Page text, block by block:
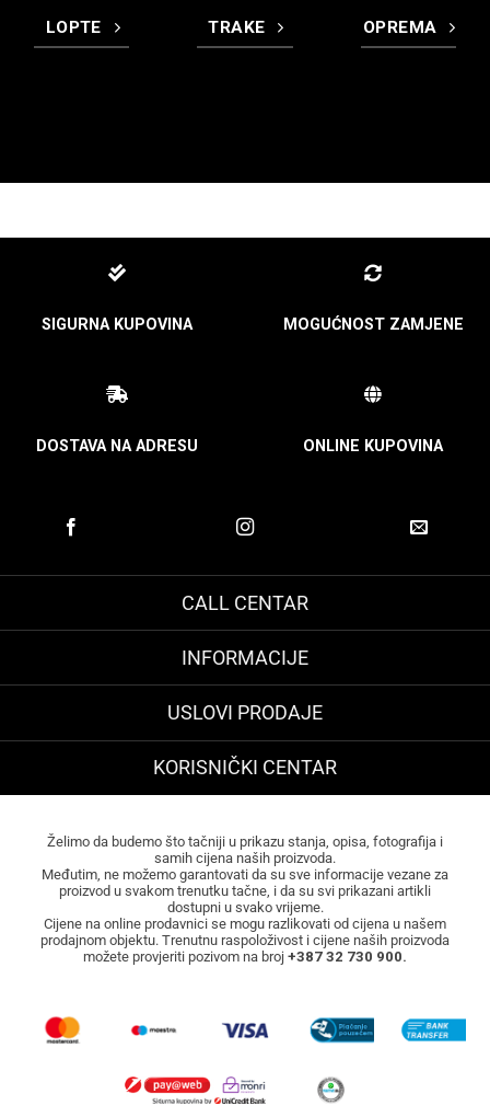
LOPTE TRAKE OPREMA
SIGURNA KUPOVINA MOGUĆNOST ZAMJENE
DOSTAVA NA ADRESU ONLINE KUPOVINA
CALL CENTAR
INFORMACIJE
USLOVI PRODAJE
KORISNIČKI CENTAR
Želimo da budemo što tačniji u prikazu stanja, opisa, fotografija i
samih cijena naših proizvoda.
Međutim, ne možemo garantovati da su sve informacije vezane za
proizvod u svakom trenutku tačne, i da su svi prikazani artikli
dostupni u svako vrijeme.
Cijene na online prodavnici se mogu razlikovati od cijena u našem
prodajnom objektu. Trenutnu raspoloživost i cijene naših proizvoda
možete provjeriti pozivom na broj +387 32 730 900.